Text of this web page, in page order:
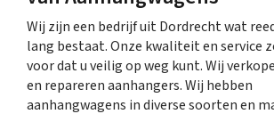
Wij zijn een bedrijf uit Dordrecht wat
lang bestaat. Onze kwaliteit en service
voor dat u veilig op weg kunt. Wij
en repareren aanhangers. Wij hebben
aanhangwagens in diverse soorten en